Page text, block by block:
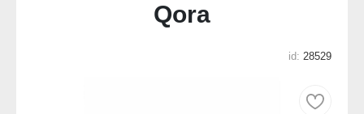
Qora
id: 28529